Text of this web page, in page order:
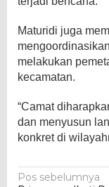
Maturidi juga
melakukan
kecamatan.
“Camat
dan menyusun
konkret di
Navigasi
Pos sebelumnya